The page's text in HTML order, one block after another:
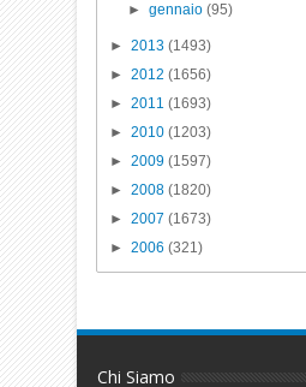
► gennaio (95)
►2013(1493)
►2012(1656)
►2011(1693)
►2010(1203)
►2009(1597)
►2008(1820)
►2007(1673)
►2006(321)
Chi Siamo